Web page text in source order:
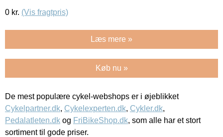
0 kr. (Vis fragtpris)
Læs mere »
Køb nu »
De mest populære cykel-webshops er i øjeblikket
Cykelpartner.dk, Cykelexperten.dk, Cykler.dk,
Pedalatleten.dk og FriBikeShop.dk, som alle har et stort
sortiment til gode priser.